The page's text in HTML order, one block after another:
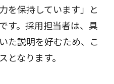
を保持しています」と
す。採用担当者は、具
た説明を好むため、こ
となります。